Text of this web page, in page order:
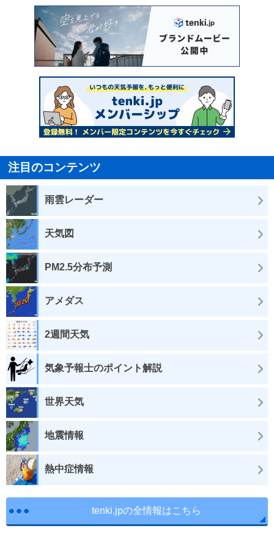
注目のコンテンツ
雨雲レーダー
天気図
PM2.5分布予測
アメダス
2週間天気
気象予報士のポイント解説
世界天気
地震情報
熱中症情報
tenki.jpの全情報はこちら